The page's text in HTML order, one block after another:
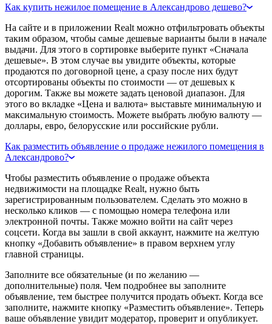
Как купить нежилое помещение в Александрово дешево?
На сайте и в приложении Realt можно отфильтровать объекты
таким образом, чтобы самые дешевые варианты были в начале
выдачи. Для этого в сортировке выберите пункт «Сначала
дешевые». В этом случае вы увидите объекты, которые
продаются по договорной цене, а сразу после них будут
отсортированы объекты по стоимости — от дешевых к
дорогим. Также вы можете задать ценовой диапазон. Для
этого во вкладке «Цена и валюта» выставьте минимальную и
максимальную стоимость. Можете выбрать любую валюту —
доллары, евро, белорусские или российские рубли.
Как разместить объявление о продаже нежилого помещения в
Александрово?
Чтобы разместить объявление о продаже объекта
недвижимости на площадке Realt, нужно быть
зарегистрированным пользователем. Сделать это можно в
несколько кликов — с помощью номера телефона или
электронной почты. Также можно войти на сайт через
соцсети. Когда вы зашли в свой аккаунт, нажмите на желтую
кнопку «Добавить объявление» в правом верхнем углу
главной страницы.
Заполните все обязательные (и по желанию —
дополнительные) поля. Чем подробнее вы заполните
объявление, тем быстрее получится продать объект. Когда все
заполните, нажмите кнопку «Разместить объявление». Теперь
ваше объявление увидит модератор, проверит и опубликует.